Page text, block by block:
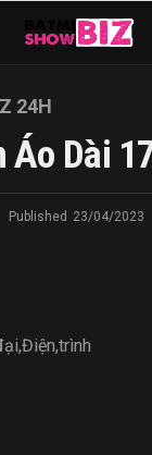
24H
Áo Dài
Published 23/04/2023
,Điện,trình